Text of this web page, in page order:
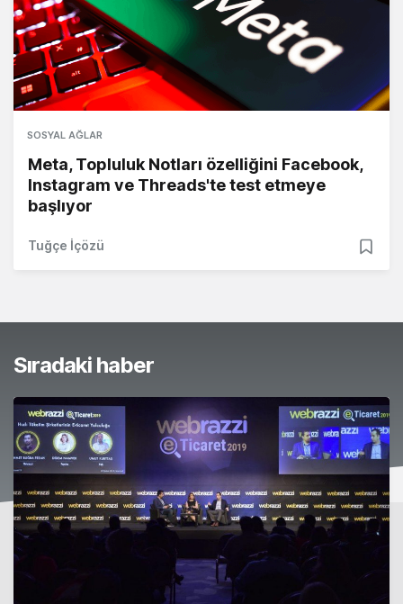
SOSYAL AĞLAR
Meta, Topluluk Notları özelliğini Facebook,
Instagram ve Threads'te test etmeye
başlıyor
Tuğçe İçözü
Sıradaki haber